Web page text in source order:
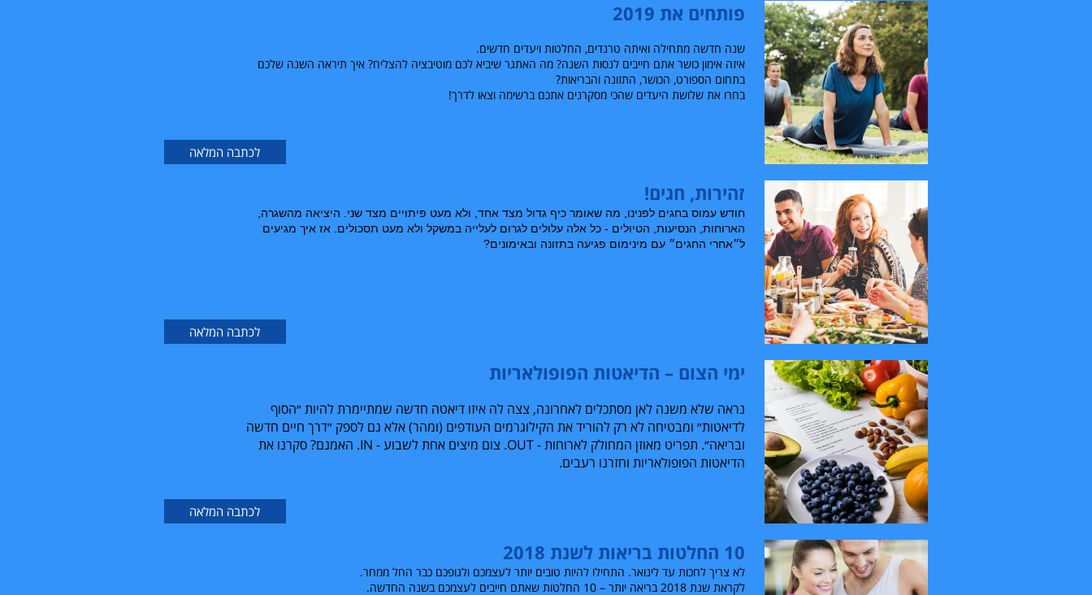
פותחים את 2019
שנה חדשה מתחילה ואיתה טרנדים, החלטות ויעדים חדשים.
איזה אימון כושר אתם חייבים לנסות השנה? מה האתגר שיביא לכם מוטיבציה להצליח? איך תיראה השנה שלכם
בתחום הספורט, הכושר, התזונה והבריאות?
בחרו את שלושת היעדים שהכי מסקרנים אתכם ברשימה וצאו לדרך!
לכתבה המלאה
זהירות, חגים!
חודש עמוס בחגים לפנינו מה שאומר כיף גדול מצד אחד, ולא מעט פיתויים מצד שני היציאה מהשגרה
הארוחות, הנסיעות, הטיולים - כל אלה עלולים לגרום לעלייה במשקל ולא מעט תסכולים אז איך מגיעים
ל״אחרי החגים״ עם מינימום פגיעה בתזונה ובאימונים?
לכתבה המלאה
ימי הצום – הדיאטות הפופולאריות
נראה שלא משנה לאן מסתכלים לאחרונה, צצה לה איזו דיאטה חדשה שמתיימרת להיות ״הסוף
לדיאטות״ ומבטיחה לא רק להוריד את הקילוגרמים העודפים (ומהר) אלא גם לספק ״דרך חיים חדשה
ובריאה״. תפריט מאוזן המחולק לארוחות -OUT. צום מיצים אחת לשבוע - IN. האמנם? סקרנו את
הדיאטות הפופולאריות וחזרנו רעבים.
לכתבה המלאה
10 החלטות בריאות לשנת 2018
לא צריך לחכות עד לינואר. התחילו להיות טובים יותר לעצמכם ולגופכם כבר החל ממחר.
לקראת שנת 2018 בריאה יותר – 10 החלטות שאתם חייבים לעצמכם בשנה החדשה.